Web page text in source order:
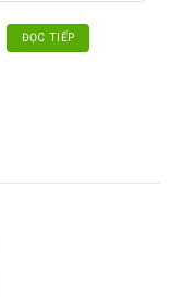
ĐỌC TIẾP